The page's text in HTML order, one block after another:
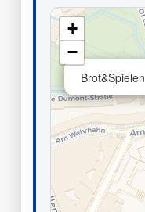
Brot&Spielen
+
−